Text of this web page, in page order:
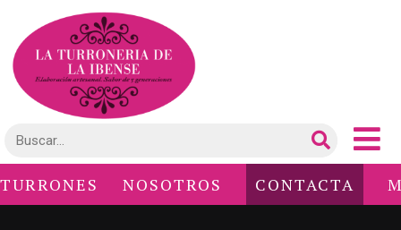
TURRONES NOSOTROS CONTACTA